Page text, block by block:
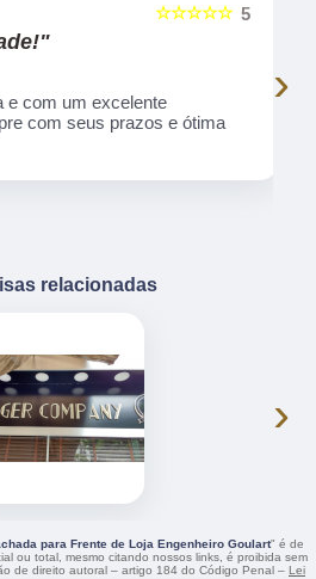
5
☆☆☆☆☆
e com um excelente
com seus prazos e ótima
›
relacionadas
›
para Frente de Loja Engenheiro Goulart" é de
ou total, mesmo citando nossos links, é proibida sem
de direito autoral – artigo 184 do Código Penal – Lei